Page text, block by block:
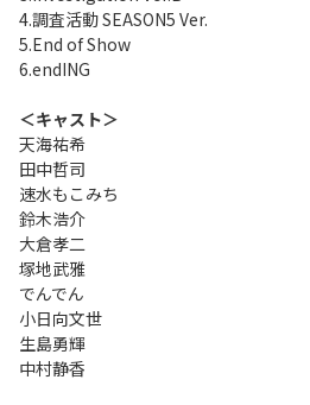
4.調査活動 SEASON5 Ver.
5.End of Show
6.endING
＜キャスト＞
天海祐希
田中哲司
速水もこみち
鈴木浩介
大倉孝二
塚地武雅
でんでん
小日向文世
生島勇輝
中村静香